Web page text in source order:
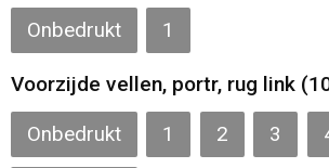
Onbedrukt 1
Voorzijde vellen, portr, rug link
Onbedrukt 1 2 3